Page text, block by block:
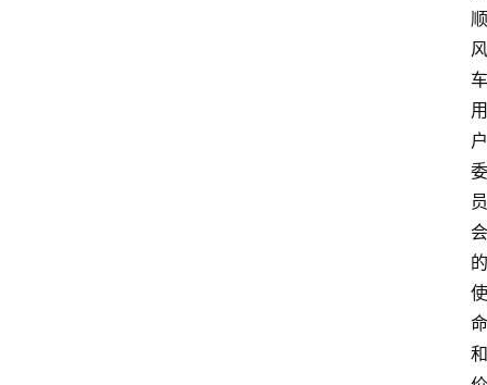
顺
风
车
用
户
委
员
会
的
使
命
和